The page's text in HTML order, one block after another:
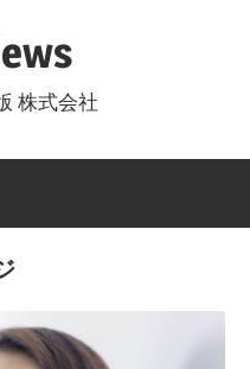
株式会社